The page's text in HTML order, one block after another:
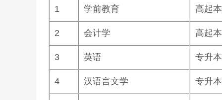
1 学前教育 高起本
2 会计学 高起本
3 英语 专升本
4 汉语言文学 专升本